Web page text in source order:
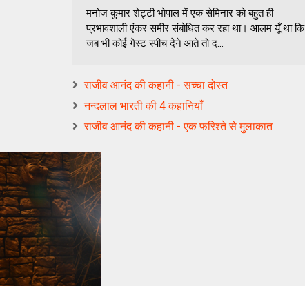
मनोज कुमार शेट्टी भोपाल में एक सेमिनार को बहुत ही
प्रभावशाली एंकर समीर संबोधित कर रहा था। आलम यूँ था कि
जब भी कोई गेस्ट स्पीच देने आते तो द...
राजीव आनंद की कहानी - सच्चा दोस्त
नन्‍दलाल भारती की 4 कहानियाँ
राजीव आनंद की कहानी - एक फरिश्‍ते से मुलाकात